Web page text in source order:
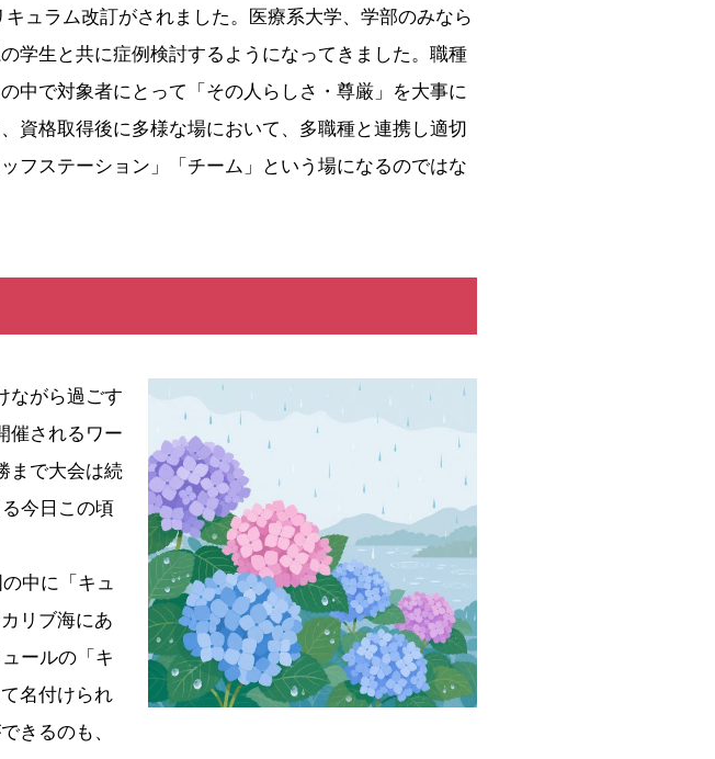
ュラム改訂がされました。医療系大学、学部のみなら
学生と共に症例検討するようになってきました。職種
中で対象者にとって「その人らしさ・尊厳」を大事に
資格取得後に多様な場において、多職種と連携し適切
フステーション」「チーム」という場になるのではな
ながら過ごす
催されるワー
まで大会は続
今日この頃
中に「キュ
リブ海にあ
ールの「キ
名付けられ
きるのも、